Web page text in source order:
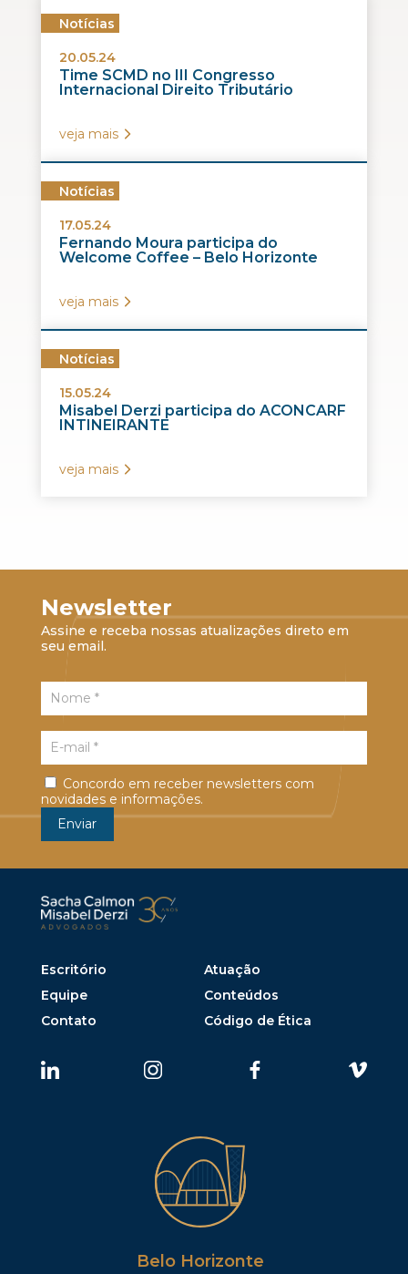
Notícias
20.05.24
Time SCMD no III Congresso
Internacional Direito Tributário
veja mais
Notícias
17.05.24
Fernando Moura participa do
Welcome Coffee – Belo Horizonte
veja mais
Notícias
15.05.24
Misabel Derzi participa do ACONCARF
INTINEIRANTE
veja mais
Newsletter
Assine e receba nossas atualizações direto em
seu email.
Concordo em receber newsletters com
novidades e informações.
Escritório
Atuação
Equipe
Conteúdos
Contato
Código de Ética
Belo Horizonte